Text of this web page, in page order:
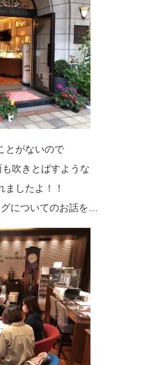
とがないので
吹きとばすような
ましたよ！！
についてのお話を…